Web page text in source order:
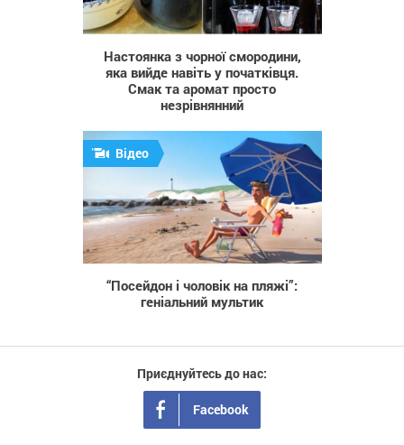
1 392
Настоянка з чорної смородини,
яка вийде навіть у початківця.
Смак та аромат просто
незрівнянний
529
Відео
“Посейдон і чоловік на пляжі”:
геніальний мультик
Приєднуйтесь до нас:
Facebook